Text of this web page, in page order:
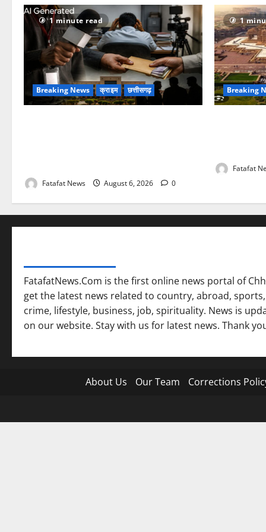
1 minute read
Breaking News क्राइम छत्तीसगढ़
Fatafat News August 6, 2026 0
1
Breaking
Fatafat
FatafatNews.Com is the first online news portal of
get the latest news related to country, abroad,
crime, lifestyle, business, job, spirituality. News is
on our website. Stay with us for latest news. Thank
About Us Our Team Corrections